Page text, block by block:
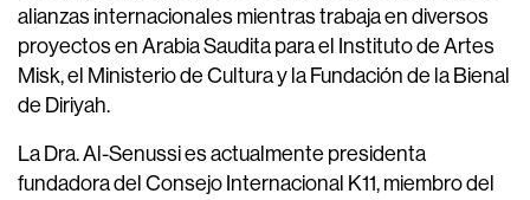
alianzas internacionales mientras trabaja en diversos
proyectos en Arabia Saudita para el Instituto de Artes
Misk, el Ministerio de Cultura y la Fundación de la Bienal
de Diriyah.
La Dra. Al-Senussi es actualmente presidenta
fundadora del Consejo Internacional K11, miembro del